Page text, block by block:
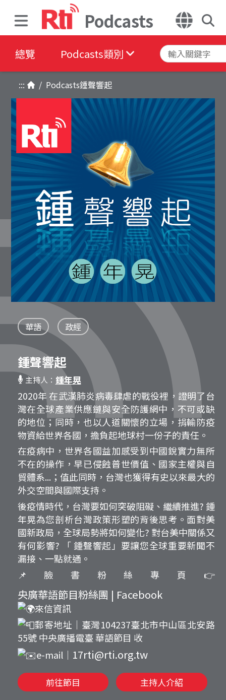
Podcasts
總覽 Podcasts類別
::: / Podcasts鍾聲響起
華語 政經
鍾聲響起
主持人： 鍾年晃
2020年 在武漢肺炎病毒肆虐的戰役裡，證明了台
灣在全球產業供應鏈與安全防護網中，不可或缺
的地位；同時，也以人道關懷的立場，捐輸防疫
物資給世界各國，擔負起地球村一份子的責任。
在疫病中，世界各國益加感受到中國銳實力無所
不在的操作，早已侵蝕普世價值、國家主權與自
貿體系...；值此同時，台灣也獲得有史以來最大的
外交空間與國際支持。
後疫情時代，台灣要如何突破阻礙、繼續推進? 鍾
年晃為您剖析台灣政策形塑的背後思考。面對美
國新政局，全球局勢將如何變化? 對台美中關係又
有何影響? 「 鍾聲響起」要讓您全球重要新聞不
漏接、一點就通。
📌臉書粉絲專頁👉
央廣華語節目粉絲團 | Facebook
來信資訊
郵寄地址｜臺灣104237臺北市中山區北安路
55號 中央廣播電臺 華語節目 收
e-mail｜ 17rti@rti.org.tw
前往節目 主持人介紹